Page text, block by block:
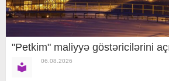
"Petkim" maliyyə göstəricilərini
06.08.2026